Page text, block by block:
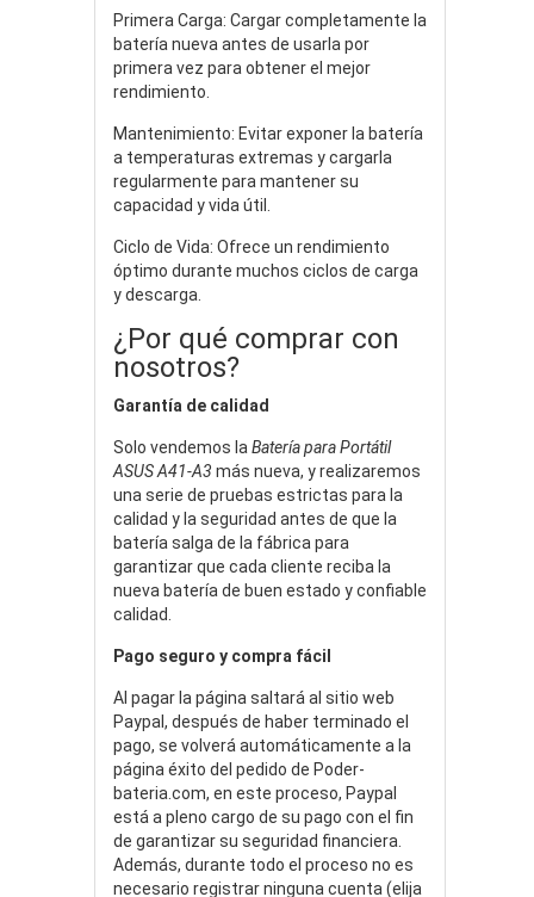
Primera Carga: Cargar completamente la
batería nueva antes de usarla por
primera vez para obtener el mejor
rendimiento.
Mantenimiento: Evitar exponer la batería
a temperaturas extremas y cargarla
regularmente para mantener su
capacidad y vida útil.
Ciclo de Vida: Ofrece un rendimiento
óptimo durante muchos ciclos de carga
y descarga.
¿Por qué comprar con
nosotros?
Garantía de calidad
Solo vendemos la Batería para Portátil
ASUS A41-A3 más nueva, y realizaremos
una serie de pruebas estrictas para la
calidad y la seguridad antes de que la
batería salga de la fábrica para
garantizar que cada cliente reciba la
nueva batería de buen estado y confiable
calidad.
Pago seguro y compra fácil
Al pagar la página saltará al sitio web
Paypal, después de haber terminado el
pago, se volverá automáticamente a la
página éxito del pedido de Poder-
bateria.com, en este proceso, Paypal
está a pleno cargo de su pago con el fin
de garantizar su seguridad financiera.
Además, durante todo el proceso no es
necesario registrar ninguna cuenta (elija